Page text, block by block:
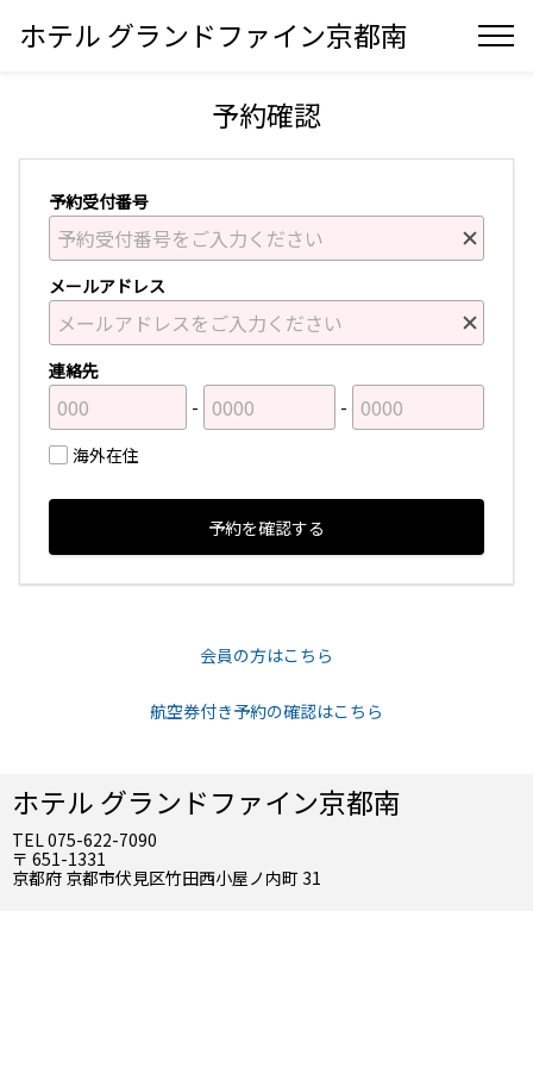
ホテル グランドファイン京都南
予約確認
予約受付番号
メールアドレス
連絡先
海外在住
予約を確認する
会員の方はこちら
航空券付き予約の確認はこちら
ホテル グランドファイン京都南
TEL 075-622-7090
〒 651-1331
京都府 京都市伏見区竹田西小屋ノ内町 31